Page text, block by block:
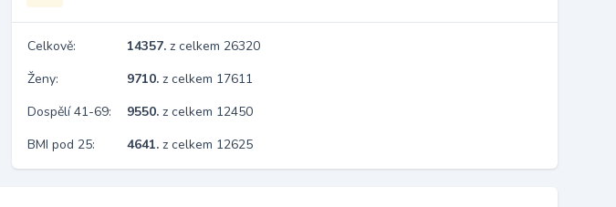
Celkově: 14357. z celkem 26320
Ženy:
9710. z celkem 17611
Dospělí 41-69:
9550. z celkem 12450
BMI pod 25:
4641. z celkem 12625